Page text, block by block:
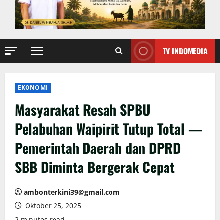
TV INDOMEDIA
EKONOMI
Masyarakat Resah SPBU
Pelabuhan Waipirit Tutup Total —
Pemerintah Daerah dan DPRD
SBB Diminta Bergerak Cepat
ambonterkini39@gmail.com
Oktober 25, 2025